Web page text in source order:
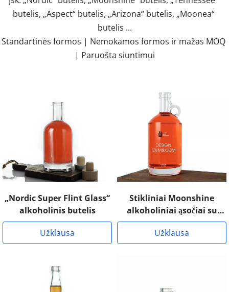
butelis, „Aspect“ butelis, „Arizona“ butelis, „Moonea“
butelis ...
Standartinės formos | Nemokamos formos ir mažas MOQ
| Paruošta siuntimui
„Nordic Super Flint Glass“
alkoholinis butelis
Užklausa
Stikliniai Moonshine
alkoholiniai ąsočiai su
baro viršumi
Užklausa